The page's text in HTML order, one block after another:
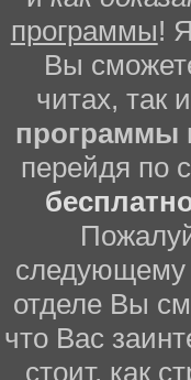
программы!
Вы
читах, так
программы
перейдя по
отделе Вы
что Вас
стоит, как